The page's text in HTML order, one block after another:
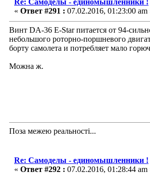
« Ответ #291 : 07.02.2016, 01:23:00 am
Винт DA-36 E-Star питается от 94-
небольшого роторно-поршневого
борту самолета и потребляет мало
Можна ж.
Поза межею реальностi...
Re: Самоделы - единомышленники !
« Ответ #292 : 07.02.2016, 01:28:44 am